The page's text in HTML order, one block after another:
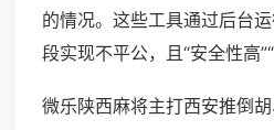
的情况。这些工具通过后台
段实现不平公，且“安全性高”“
微乐陕西麻将主打西安推倒